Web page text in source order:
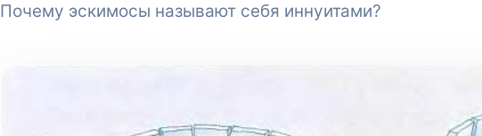
Почему эскимосы называют себя иннуитами?